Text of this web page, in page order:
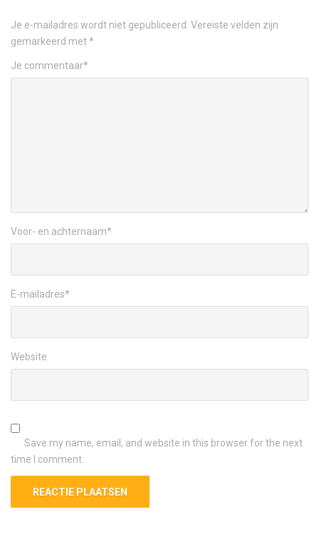
Je e-mailadres wordt niet gepubliceerd. Vereiste velden zijn
gemarkeerd met*
Je commentaar*
Voor- en achternaam*
E-mailadres*
Website
Save my name, email, and website in this browser for the next
time I comment.